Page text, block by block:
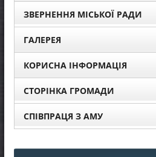
ЗВЕРНЕННЯ МІСЬКОЇ РАДИ
ГАЛЕРЕЯ
КОРИСНА ІНФОРМАЦІЯ
СТОРІНКА ГРОМАДИ
СПІВПРАЦЯ З АМУ